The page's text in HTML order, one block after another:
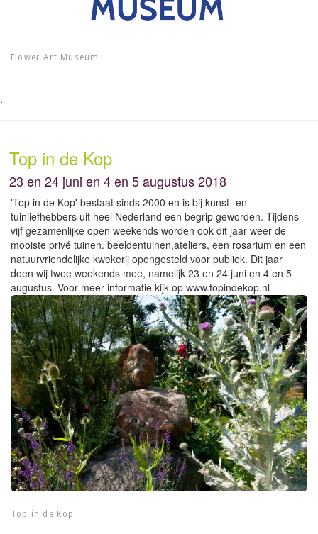
Flower Art Museum
.
Top in de Kop
23 en 24 juni en 4 en 5 augustus 2018
'Top in de Kop' bestaat sinds 2000 en is bij kunst- en
tuinliefhebbers uit heel Nederland een begrip geworden. Tijdens
vijf gezamenlijke open weekends worden ook dit jaar weer de
mooiste privé tuinen. beeldentuinen,ateliers, een rosarium en een
natuurvriendelijke kwekerij opengesteld voor publiek. Dit jaar
doen wij twee weekends mee, namelijk 23 en 24 juni en 4 en 5
augustus. Voor meer informatie kijk op www.topindekop.nl
Top in de Kop